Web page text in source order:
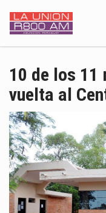
10 de los 11
vuelta al